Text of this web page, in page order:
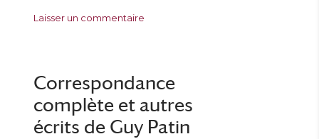
e
l
e
Laisser un commentaire
n
f
é
Correspondance
complète et autres
écrits de Guy Patin